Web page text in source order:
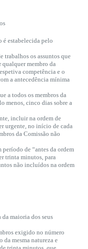
é estabelecida pelo
trabalhos os assuntos que
membro da
competência e o
a antecedência mínima
a todos os membros da
menos, cinco dias sobre a
incluir na ordem de
urgente, no início de cada
da Comissão não
de “antes da ordem
trinta minutos, para
não incluídos na ordem
maioria dos seus
exigido no número
da mesma natureza e